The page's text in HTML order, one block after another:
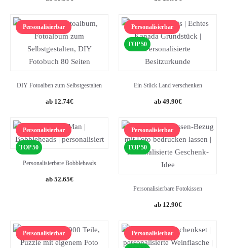
Personalisierbar
DIY Fotoalben zum Selbstgestalten
Original
was:
19.99€.
12.74€Current
is:
Personalisierbar
TOP 50
Ein Stück Land verschenken
49.90€
Personalisierbar
TOP 50
Personalisierbare Bobbleheads
52.65€
Personalisierbar
TOP 50
Personalisierbare Fotokissen
12.90€
Personalisierbar Personalisierbar